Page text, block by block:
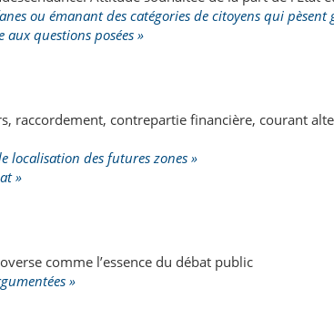
ou émanant des catégories de citoyens qui
questions posées »
raccordement, contrepartie financière, courant
localisation des futures zones »
»
comme l’essence du débat public
»